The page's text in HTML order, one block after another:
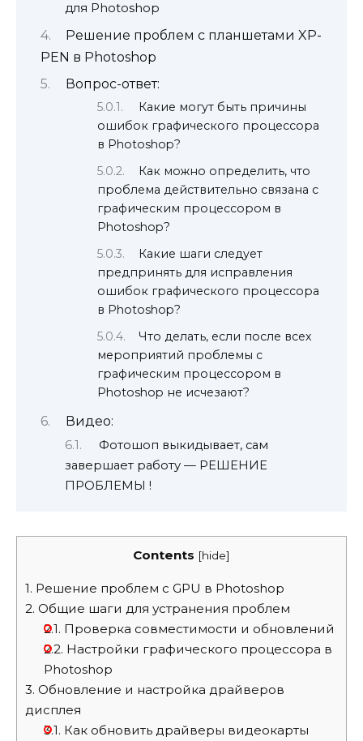
для Photoshop
Решение проблем с планшетами XP-
PEN в Photoshop
Вопрос-ответ:
Какие могут быть причины
ошибок графического процессора
в Photoshop?
Как можно определить, что
проблема действительно связана с
графическим процессором в
Photoshop?
Какие шаги следует
предпринять для исправления
ошибок графического процессора
в Photoshop?
Что делать, если после всех
мероприятий проблемы с
графическим процессором в
Photoshop не исчезают?
Видео:
Фотошоп выкидывает, сам
завершает работу — РЕШЕНИЕ
ПРОБЛЕМЫ !
Contents [hide]
1. Решение проблем с GPU в Photoshop
2. Общие шаги для устранения проблем
2.1. Проверка совместимости и обновлений
2.2. Настройки графического процессора в
Photoshop
3. Обновление и настройка драйверов
дисплея
3.1. Как обновить драйверы видеокарты